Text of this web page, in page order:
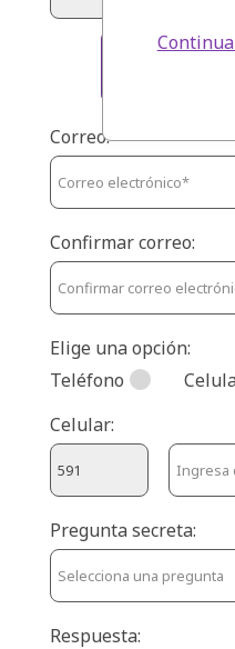
SORTO DE
Correo:
Confirmar correo:
Elige una opción:
Teléfono
Celular:
Pregunta secreta:
Respuesta: